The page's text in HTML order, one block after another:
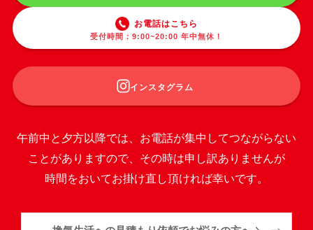
お電話はこちら
受付時間：9:00~20:00 年中無休！
インスタグラム
午前中と夕方以降では、お電話が集中してつながらない
ことがありますので、その時は申し訳ありませんが
時間をおいてお掛け直し頂ければ幸いです。